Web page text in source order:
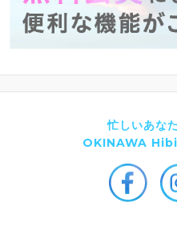
忙しいあな
OKINAWA Hibi